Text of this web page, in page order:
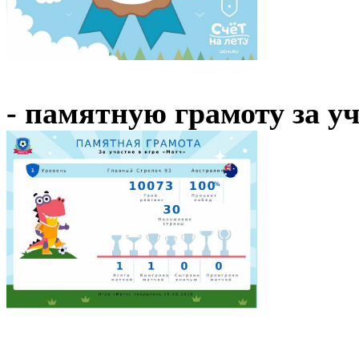
- памятную грамоту за